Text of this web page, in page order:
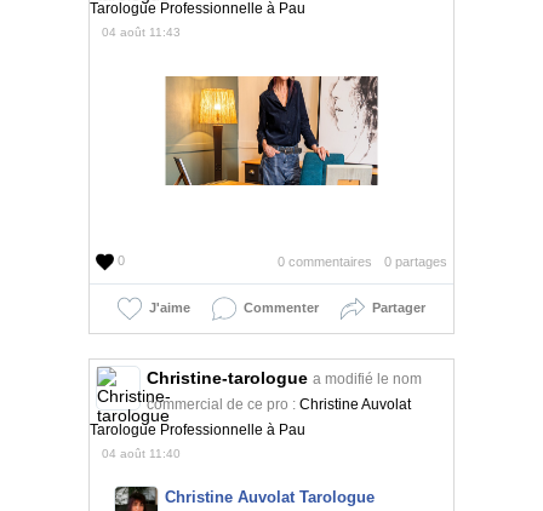
Tarologue Professionnelle à Pau
04 août 11:43
0 0 partages
0 commentaires
J'aime Commenter Partager
Christine-tarologue a modifié le nom
commercial de ce pro : Christine Auvolat
Tarologue Professionnelle à Pau
04 août 11:40
Christine Auvolat Tarologue